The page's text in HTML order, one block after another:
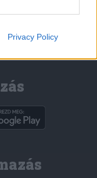
Privacy Policy